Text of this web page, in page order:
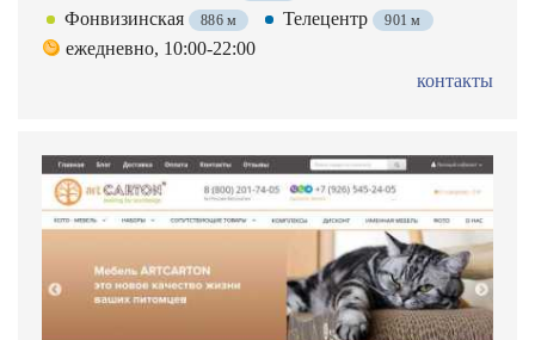
Фонвизинская 886 м Телецентр 901 м
ежедневно, 10:00-22:00
контакты